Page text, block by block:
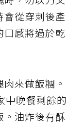
會從穿刺後產
口感將過於乾
來做飯糰。
中晚餐剩餘的
。油炸後有酥